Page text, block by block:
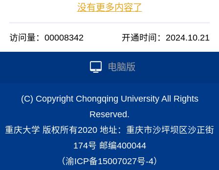
没有更多内容了
访问量：00008342 开通时间： 2024.10.21
电脑版
(C) Copyright Chongqing University All Rights
Reserved.
重庆大学 版权所有2020 地址：重庆市沙坪坝区沙正街
174号 邮编400044
（渝ICP备15007027号-4）